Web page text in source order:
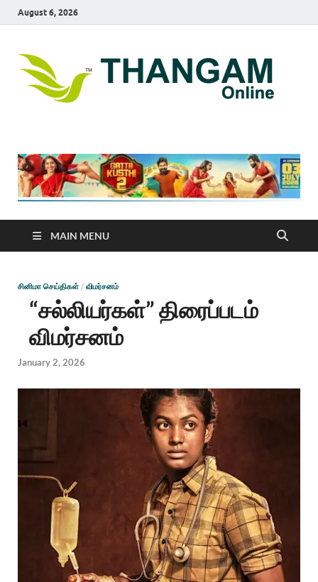
August 6, 2026
MAIN MENU
சினிமா செய்திகள் / விமர்சனம்
“சல்லியர்கள்” திரைப்படம்
விமர்சனம்
January 2, 2026